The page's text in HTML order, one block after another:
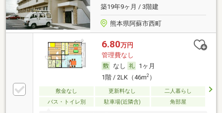
築19年9ヶ月 / 3階建
熊本県阿蘇市西町
6.80万円
管理費なし
なし
1ヶ月
1階 / 2LK（46m2）
敷金なし 更新料なし
二人暮らし
バス・トイレ別
駐車場(近隣含) 角部屋